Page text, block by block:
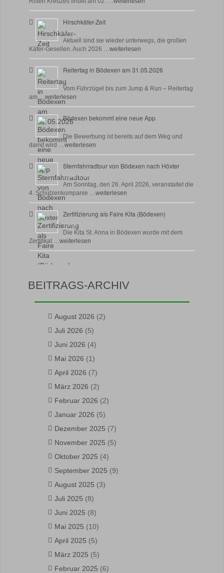
Hirschkäfer-Zeit
9 Juni, 2026
Aktuell sind sie wieder unterwegs, die großen
Käfer-Gesellen. Auch 2026 …weiterlesen
Reitertag in Bödexen am 31.05.2026
27 Mai, 2026
Vom Führzügel bis zum Jump & Run – Reitertag
am …weiterlesen
Bödexen bekommt eine neue App
28 April, 2026
Die Bewerbung ist bereits auf dem Weg und
damit wird …weiterlesen
Sternfahrradtour von Bödexen nach Höxter
23 April, 2026
Am Sonntag, den 26. April 2026, veranstaltet die
4. Schützenkompanie …weiterlesen
Zertifizierung als Faire Kita (Bödexen)
17 April, 2026
Die Kita St. Anna in Bödexen wurde mit dem
Zertifikat …weiterlesen
BEITRAGS-ARCHIV
August 2026 (2)
Juli 2026 (5)
Juni 2026 (4)
Mai 2026 (1)
April 2026 (7)
März 2026 (2)
Februar 2026 (2)
Januar 2026 (5)
Dezember 2025 (7)
November 2025 (5)
Oktober 2025 (4)
September 2025 (9)
August 2025 (3)
Juli 2025 (8)
Juni 2025 (8)
Mai 2025 (10)
April 2025 (5)
März 2025 (5)
Februar 2025 (6)